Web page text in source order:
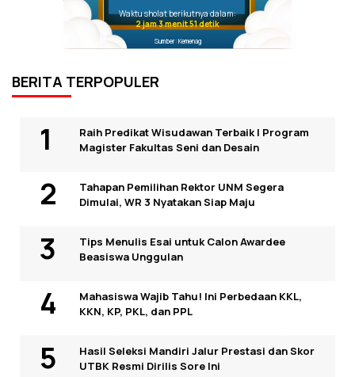
Waktu sholat berikutnya dalam:
2 jam 3 menit 51 detik
Sumber: Kemenag
BERITA TERPOPULER
Raih Predikat Wisudawan Terbaik I Program
Magister Fakultas Seni dan Desain
Tahapan Pemilihan Rektor UNM Segera
Dimulai, WR 3 Nyatakan Siap Maju
Tips Menulis Esai untuk Calon Awardee
Beasiswa Unggulan
Mahasiswa Wajib Tahu! Ini Perbedaan KKL,
KKN, KP, PKL, dan PPL
Hasil Seleksi Mandiri Jalur Prestasi dan Skor
UTBK Resmi Dirilis Sore Ini